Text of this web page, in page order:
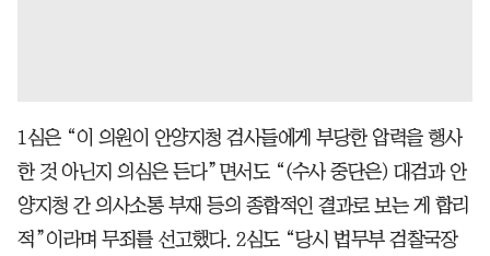
1심은 “이 의원이 안양지청 검사들에게 부당한 압력을 행사
한 것 아닌지 의심은 든다”면서도 “(수사 중단은) 대검과 안
양지청 간 의사소통 부재 등의 종합적인 결과로 보는 게 합리
적”이라며 무죄를 선고했다. 2심도 “당시 법무부 검찰국장